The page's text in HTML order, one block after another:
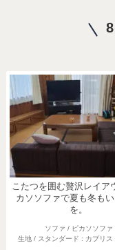
8
こたつを囲む贅沢レイア
カソソファで夏も冬も
を。
ソファ / ピカソソファ
生地 / スタンダード : カプリス